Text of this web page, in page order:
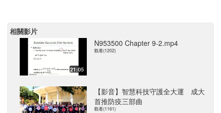
相關影片
21:05
N953500 Chapter 9-2.mp4
觀看(1202)
【影音】智慧科技守護全大運 成大
首推防疫三部曲
觀看(1161)